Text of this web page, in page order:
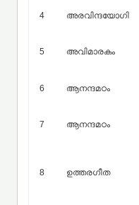
4 അരവിന്ദയോഗി
5 അവിമാരകം
6 ആനന്ദമഠം
7 ആനന്ദമഠം
8 ഉത്തരഗീത